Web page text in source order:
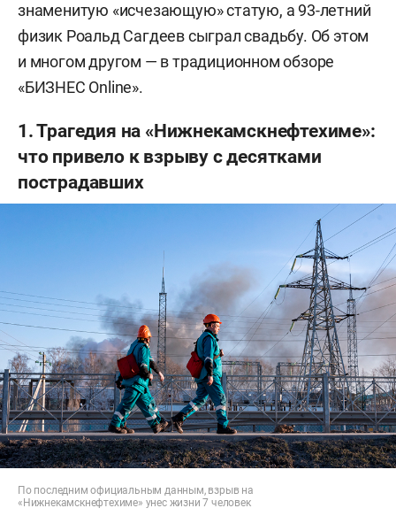
знаменитую «исчезающую» статую, а 93-летний
физик Роальд Сагдеев сыграл свадьбу. Об этом
и многом другом — в традиционном обзоре
«БИЗНЕС Online».
1. Трагедия на «Нижнекамскнефтехиме»:
что привело к взрыву c десятками
пострадавших
По последним официальным данным, взрыв на
«Нижнекамскнефтехиме» унес жизни 7 человек